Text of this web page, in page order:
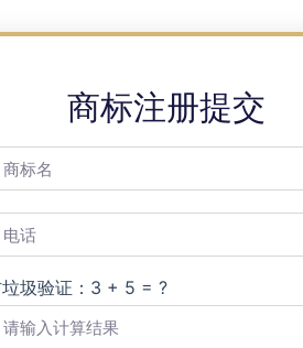
商标注册提交
垃圾验证：3 + 5 = ?